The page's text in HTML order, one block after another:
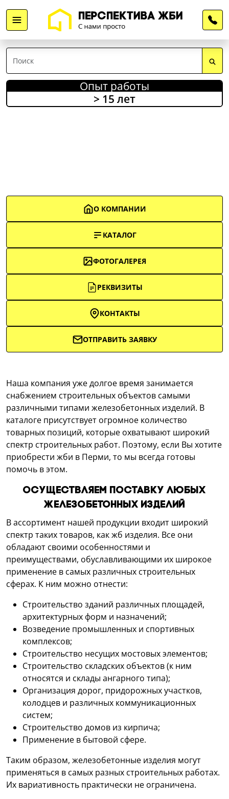
Опыт работы
> 15 лет
О КОМПАНИИ
КАТАЛОГ
ФОТОГАЛЕРЕЯ
РЕКВИЗИТЫ
КОНТАКТЫ
ОТПРАВИТЬ ЗАЯВКУ
Наша компания уже долгое время занимается
снабжением строительных объектов самыми
различными типами железобетонных изделий. В
каталоге присутствует огромное количество
товарных позиций, которые охватывают широкий
спектр строительных работ. Поэтому, если Вы хотите
приобрести жби в Перми, то мы всегда готовы
помочь в этом.
Осуществляем поставку любых
железобетонных изделий
В ассортимент нашей продукции входит широкий
спектр таких товаров, как жб изделия. Все они
обладают своими особенностями и
преимуществами, обуславливающими их широкое
применение в самых различных строительных
сферах. К ним можно отнести:
Строительство зданий различных площадей,
архитектурных форм и назначений;
Возведение промышленных и спортивных
комплексов;
Строительство несущих мостовых элементов;
Строительство складских объектов (к ним
относятся и склады ангарного типа);
Организация дорог, придорожных участков,
колодцев и различных коммуникационных
систем;
Строительство домов из кирпича;
Применение в бытовой сфере.
Таким образом, железобетонные изделия могут
применяться в самых разных строительных работах.
Их вариативность практически не ограничена.